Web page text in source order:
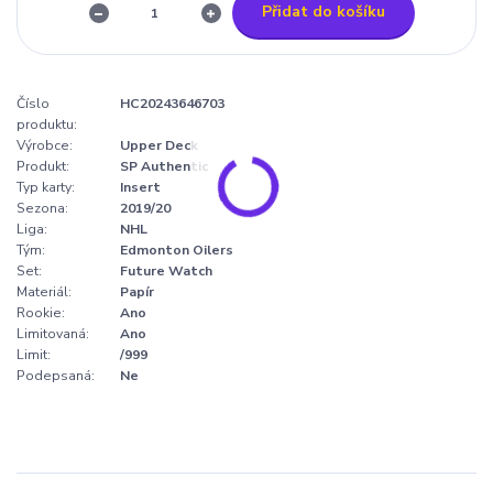
Přidat do košíku
Číslo
produktu:
HC20243646703
Výrobce:
Upper Deck
Produkt:
SP Authentic
Typ karty:
Insert
Sezona:
2019/20
Liga:
NHL
Tým:
Edmonton Oilers
Set:
Future Watch
Materiál:
Papír
Rookie:
Ano
Limitovaná:
Ano
Limit:
/999
Podepsaná:
Ne